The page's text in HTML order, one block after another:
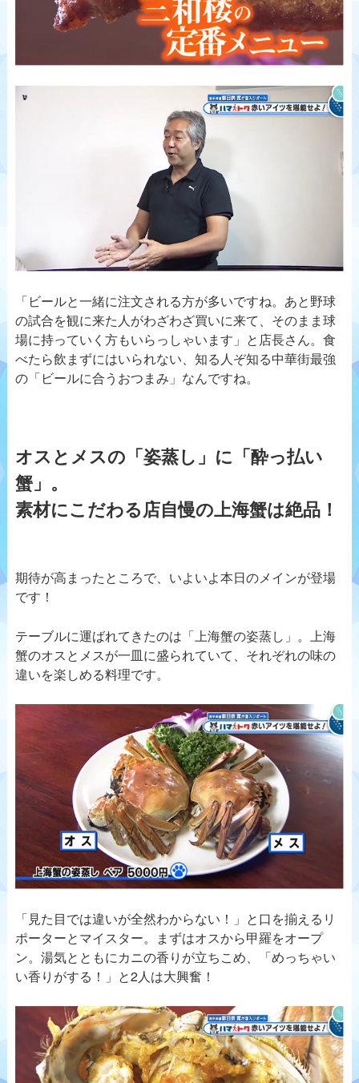
「ビールと一緒に注文される方が多いですね。あと野球
の試合を観に来た人がわざわざ買いに来て、そのまま球
場に持っていく方もいらっしゃいます」と店長さん。食
べたら飲まずにはいられない、知る人ぞ知る中華街最強
の「ビールに合うおつまみ」なんですね。
オスとメスの「姿蒸し」に「酔っ払い
蟹」。
素材にこだわる店自慢の上海蟹は絶品！
期待が高まったところで、いよいよ本日のメインが登場
です！
テーブルに運ばれてきたのは「上海蟹の姿蒸し」。上海
蟹のオスとメスが一皿に盛られていて、それぞれの味の
違いを楽しめる料理です。
「見た目では違いが全然わからない！」と口を揃えるリ
ポーターとマイスター。まずはオスから甲羅をオープ
ン。湯気とともにカニの香りが立ちこめ、「めっちゃい
い香りがする！」と2人は大興奮！